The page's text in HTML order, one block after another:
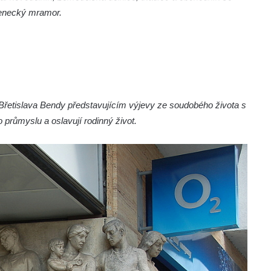
mramor.
Bendy představujícím výjevy ze soudobého života s
a oslavují rodinný život.